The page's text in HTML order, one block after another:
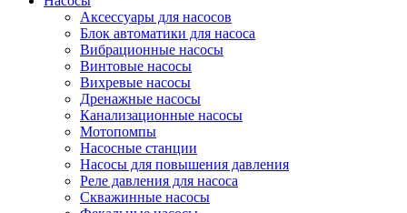
Аксессуары для насосов
Блок автоматики для насоса
Вибрационные насосы
Винтовые насосы
Вихревые насосы
Дренажные насосы
Канализационные насосы
Мотопомпы
Насосные станции
Насосы для повышения давления
Реле давления для насоса
Скважинные насосы